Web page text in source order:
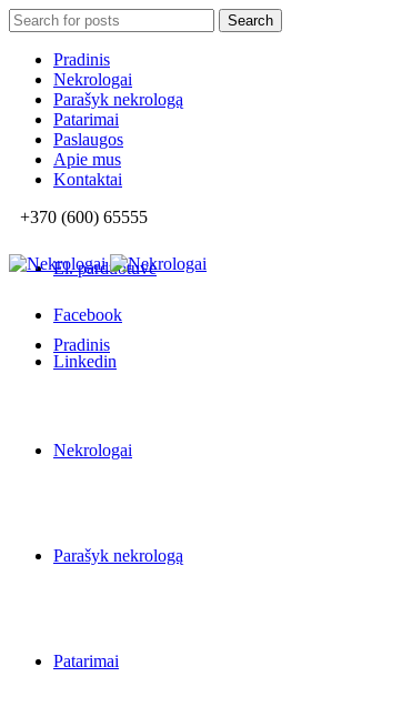
Search
for:
Search
Pradinis
Nekrologai
Parašyk nekrologą
Patarimai
Paslaugos
Apie mus
Kontaktai
+370 (600) 65555
El. parduotuvė
Facebook
Linkedin
Pradinis
Nekrologai
Parašyk nekrologą
Patarimai